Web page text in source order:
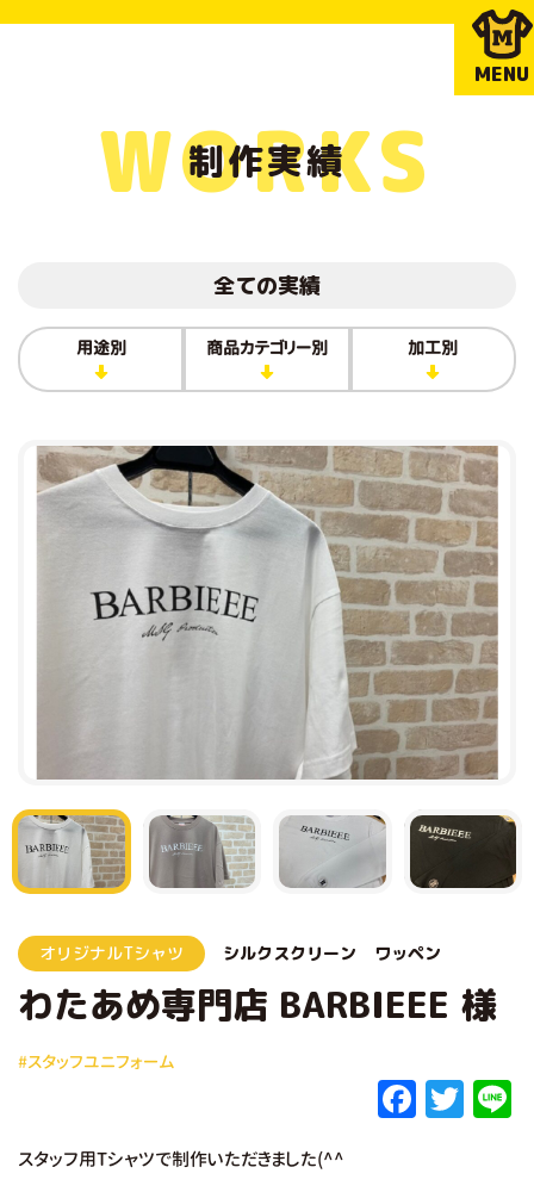
MENU
制作実績
WORKS
全ての実績
用途別 商品カテゴリー別 加工別
オリジナルTシャツ シルクスクリーン ワッペン
わたあめ専門店 BARBIEEE 様
#スタッフユニフォーム
F T
スタッフ用Tシャツで制作いただきました(^^